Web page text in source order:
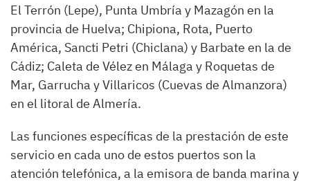
El Terrón (Lepe), Punta Umbría y Mazagón en la
provincia de Huelva; Chipiona, Rota, Puerto
América, Sancti Petri (Chiclana) y Barbate en la de
Cádiz; Caleta de Vélez en Málaga y Roquetas de
Mar, Garrucha y Villaricos (Cuevas de Almanzora)
en el litoral de Almería.
Las funciones específicas de la prestación de este
servicio en cada uno de estos puertos son la
atención telefónica, a la emisora de banda marina y